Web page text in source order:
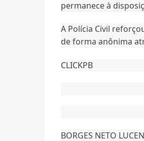
permanece à
A Polícia Civil
de forma anônima
CLICKPB
BORGES NETO